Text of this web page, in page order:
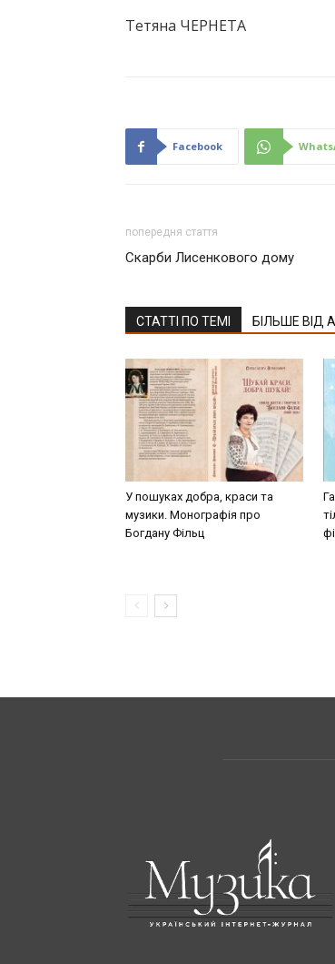
Тетяна ЧЕРНЕТА
Facebook
попередня стаття
Скарби Лисенкового дому
СТАТТІ ПО ТЕМІ БІЛЬШЕ ВІД
У пошуках добра, краси та
музики. Монографія про
Богдану Фільц